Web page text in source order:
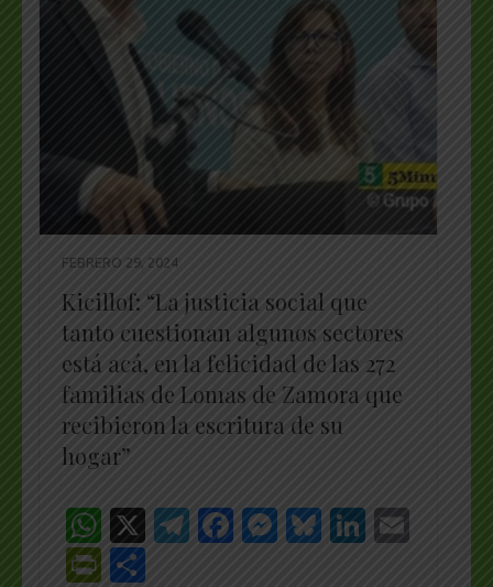
FEBRERO 29, 2024
Kicillof: “La justicia social que
tanto cuestionan algunos sectores
está acá, en la felicidad de las 272
familias de Lomas de Zamora que
recibieron la escritura de su
hogar”
WhatsApp
X Telegram
Facebook
Messenger
Bluesky
PrintFriendly